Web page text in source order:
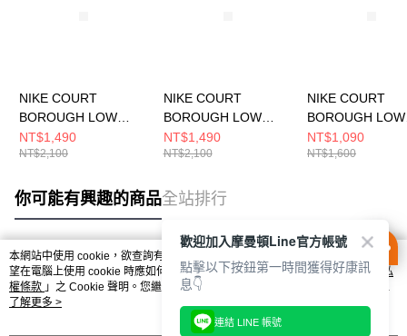
NIKE COURT
BOROUGH LOW
RCRFT SE BG 中大童
休閒鞋 IB0716001
NT$1,490
NT$2,100
NIKE COURT
BOROUGH LOW
RCRFT BG 中大童 休
閒鞋 IM7167441
NT$1,490
NT$2,100
NIKE COURT
BOROUGH LOW
RCRFT SE BPV
童 休閒鞋
NT$1,090
NT$1,600
你可能有興趣的商品全站排行
熱門標籤
本網站中使用 cookie，欲查詢有關本網站使用 cookie 方式之詳情，及若您不希
望在電腦上使用 cookie 時應如何變更電腦的 cookie 設定，請參閱本網站「
隱私
權條款 」之 Cookie 聲明。您繼續使用本網站即表示您同意本公司得按本網站使
用條款之 Cookie 聲明使用 cookie。
了解更多 >
歡迎加入摩曼頓Line官方帳號
點擊以下按鈕第一時間獲得好康訊
息👇
連結 LINE 帳號